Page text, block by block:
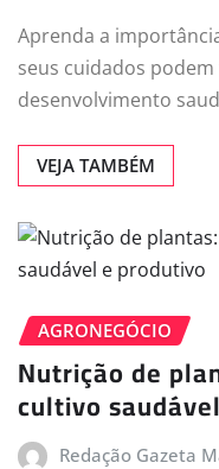
Aprenda a
seus cuidados
desenvolvimento
VEJA TAMBÉM
AGRONEGÓCIO
Nutrição de
cultivo
Redação Gazeta